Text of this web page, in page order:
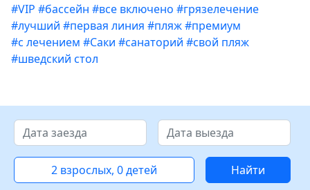
#VIP #бассейн #все включено #грязелечение
#лучший #первая линия #пляж#премиум
#с лечением #Саки #санаторий #свой пляж
#шведский стол
2 взрослых, 0 детей Найти